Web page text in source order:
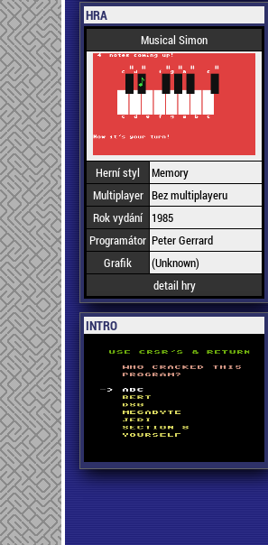
HRA
Musical Simon
Herní styl
Memory
Multiplayer Bez multiplayeru
Rok vydání
1985
Programátor Peter Gerrard
Grafik
(Unknown)
detail hry
INTRO